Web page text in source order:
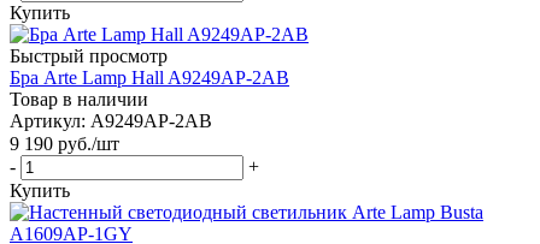
Купить
Быстрый просмотр
Бра Arte Lamp Hall A9249AP-2AB
Товар в наличии
Артикул: A9249AP-2AB
9 190 руб./шт
-
+
Купить